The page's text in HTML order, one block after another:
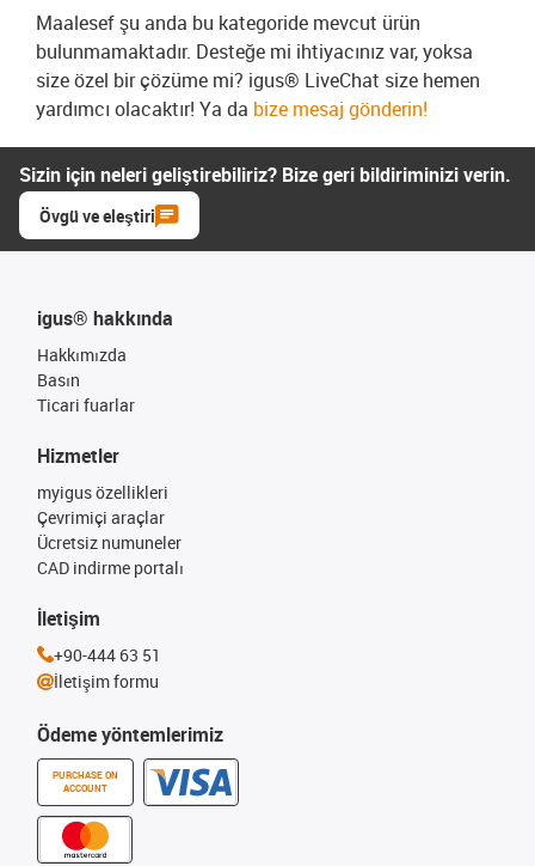
Maalesef şu anda bu kategoride mevcut ürün
bulunmamaktadır. Desteğe mi ihtiyacınız var, yoksa
size özel bir çözüme mi? igus® LiveChat size hemen
yardımcı olacaktır! Ya da bize mesaj gönderin!
Sizin için neleri geliştirebiliriz? Bize geri bildiriminizi verin.
Övgü ve eleştiri
igus® hakkında
Hakkımızda
Basın
Ticari fuarlar
Ödeme yöntemlerimiz
PURCHASE ON
ACCOUNT
Hizmetler
myigus özellikleri
Çevrimiçi araçlar
Ücretsiz numuneler
CAD indirme portalı
İletişim
+90-444 63 51
İletişim formu